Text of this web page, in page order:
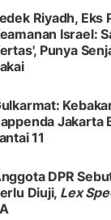
Riyadh, Eks
Israel:
Punya
Jakarta
11
DPR
Diuji, Lex